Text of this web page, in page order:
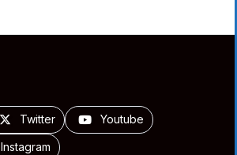
Twitter Youtube
Instagram